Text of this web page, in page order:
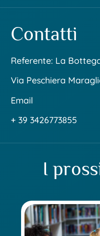
Contatti
Referente: La
Via Peschiera
Email
+ 39 3426773855
I